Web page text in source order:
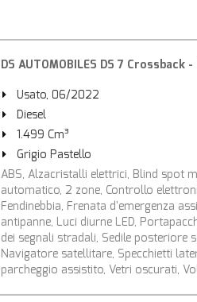
DS AUTOMOBILES DS 7 Crossback
Usato, 06/2022
Diesel
1.499 Cm³
Grigio Pastello
ABS, Alzacristalli elettrici, Blind spot
automatico, 2 zone, Controllo
Fendinebbia, Frenata d'emergenza
antipanne, Luci diurne LED,
dei segnali stradali, Sedile posteriore
Navigatore satellitare, Specchietti
parcheggio assistito, Vetri oscurati,